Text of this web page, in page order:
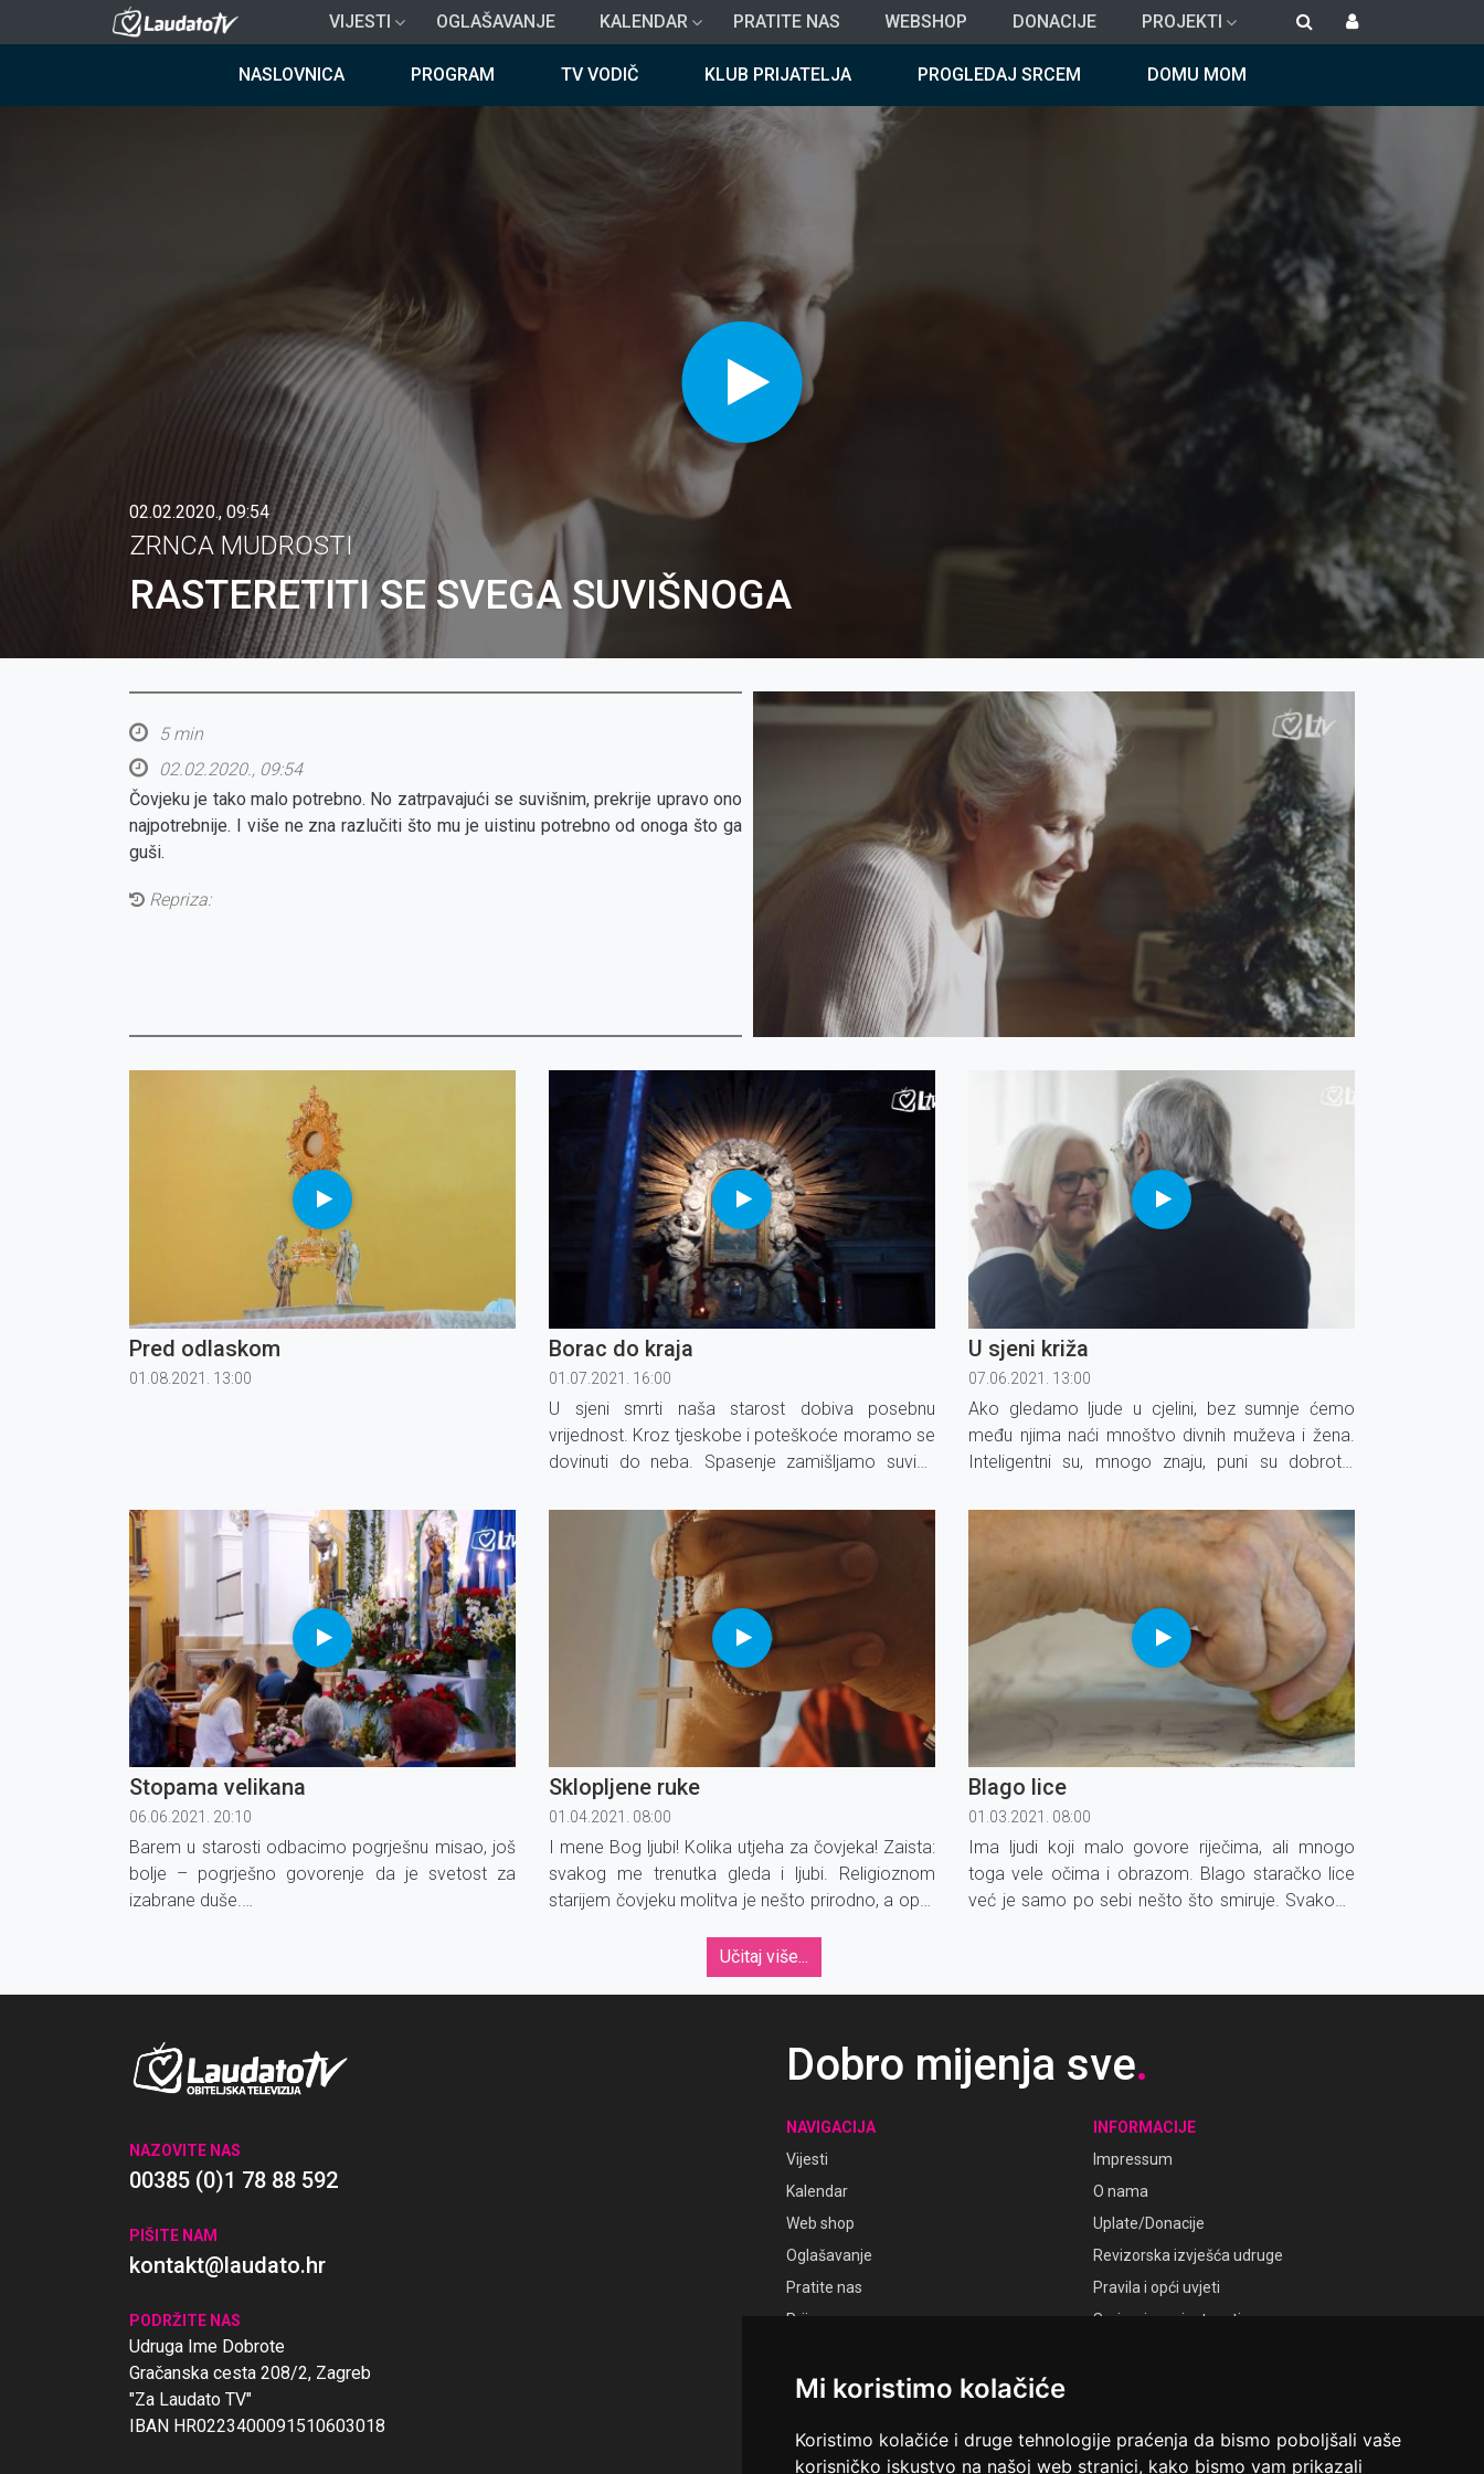
Mi koristimo kolačiće
Koristimo kolačiće i druge tehnologije praćenja da bismo poboljšali vaše
korisničko iskustvo na našoj web stranici, kako bismo vam prikazali
na
VIJESTI OGLAŠAVANJE KALENDAR PRATITE NAS WEBSHOP DONACIJE PROJEKTI
NASLOVNICA PROGRAM TV VODIČ KLUB PRIJATELJA PROGLEDAJ SRCEM DOMU MOM
02.02.2020., 09:54
ZRNCA MUDROSTI
RASTERETITI SE SVEGA SUVIŠNOGA
5 min
02.02.2020., 09:54
Čovjeku je tako malo potrebno. No zatrpavajući se suvišnim, prekrije upravo ono
najpotrebnije. I više ne zna razlučiti što mu je uistinu potrebno od onoga što ga
guši.
Repriza:
Pred odlaskom
01.08.2021. 13:00
Borac do kraja
01.07.2021. 16:00
U sjeni smrti naša starost dobiva posebnu
vrijednost. Kroz tjeskobe i poteškoće moramo se
dovinuti do neba. Spasenje zamišljamo suviše
kroz svu onu gomilu grijeha i ljudske bijede te nam
pribavio otkupljenje!
U sjeni križa
07.06.2021. 13:00
Ako gledamo ljude u cjelini, bez sumnje ćemo
među njima naći mnoštvo divnih muževa i žena.
Inteligentni su, mnogo znaju, puni su dobrote,
stvaralačkog duha... Ali, mnogima nešto
nedostaje: nisu prošli kroz veliko trpljenje.
Stopama velikana
06.06.2021. 20:10
Barem u starosti odbacimo pogrješnu misao, još
bolje – pogrješno govorenje da je svetost za
izabrane duše.
Sklopljene ruke
01.04.2021. 08:00
I mene Bog ljubi! Kolika utjeha za čovjeka! Zaista:
svakog me trenutka gleda i ljubi. Religioznom
starijem čovjeku molitva je nešto prirodno, a opet
moljakanja i tužaljki, to je više molitva predanosti.
Blago lice
01.03.2021. 08:00
Ima ljudi koji malo govore riječima, ali mnogo
toga vele očima i obrazom. Blago staračko lice
već je samo po sebi nešto što smiruje. Svakoga
Učitaj više...
NAZOVITE NAS
00385 (0)1 78 88 592
PIŠITE NAM
kontakt@laudato.hr
PODRŽITE NAS
Udruga Ime Dobrote
Gračanska cesta 208/2, Zagreb
"Za Laudato TV"
IBAN HR0223400091510603018
Dobro mijenja sve.
NAVIGACIJA
Vijesti
Kalendar
Web shop
Oglašavanje
Pratite nas
Prijava
INFORMACIJE
Impressum
O nama
Uplate/Donacije
Revizorska izvješća udruge
Pravila i opći uvjeti
Smjernice privatnosti